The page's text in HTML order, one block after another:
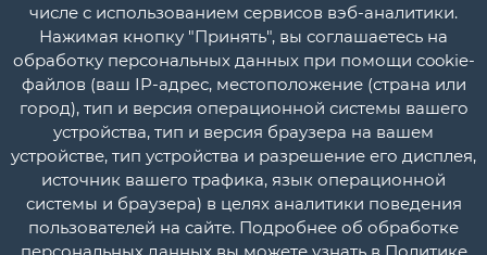
О НАС
НОВОСТИ
ДОКУМЕНТЫ
УЧЕТНАЯ
ПОЛИТИКА
КОНТАКТЫ
ВОПРОС-
ГОРОДСКАЯ
ПОЛИКЛИНИКА
ПЕРИНАТАЛЬНЫЙ
И НАРКОЛОГИЧЕСКИЙ
ДИСПАНСЕРЫ
СТАЦИОНАР
числе с использованием сервисов вэб-аналитики.
Нажимая кнопку "Принять", вы соглашаетесь на
обработку персональных данных при помощи cookie-
файлов (ваш IP-адрес, местоположение (страна или
город), тип и версия операционной системы вашего
устройства, тип и версия браузера на вашем
устройстве, тип устройства и разрешение его дисплея,
источник вашего трафика, язык операционной
системы и браузера) в целях аналитики поведения
пользователей на сайте. Подробнее об обработке
персональных данных вы можете узнать в Политике